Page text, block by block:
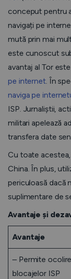
conceput pentru
navigați pe
mută prin mai
este cunoscut
avantaj al Tor
pe internet. În
naviga pe
ISP. Jurnaliștii,
militari apelează
transfera date
Cu toate acestea,
China. În plus,
periculoasă dacă
suplimentare de
Avantaje și
Avantaje
– Permite
blocajelor ISP